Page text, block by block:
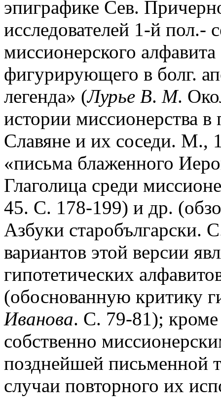
эпиграфике Сев.
исследователей 1-й пол.-
миссионерского
фигурирующего в болг.
легенда» (Лурье В. М.
истории миссионерства
Славяне и их соседи. М.,
«письма блаженного
Глаголица среди
45. С. 178-199) и др.
Азбуки старобългарски.
вариантов этой версии
гипотетических
(обоснованную критику
Иванова. С. 79-81); кроме
собственно
позднейшей письменной
случаи повторного их